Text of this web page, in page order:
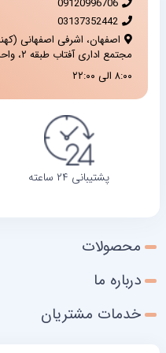
09120996706
03137352442
اصفهان، اشرفی اصفهانی
مجتمع اداری آفتاب طبقه ۲، واحد ۵
۸:۰۰ الی ۲۲:۰۰
پشتیبانی ۲۴ ساعته
محصولات
درباره ما
خدمات مشتریان